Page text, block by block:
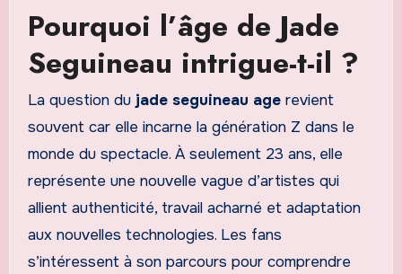
Pourquoi l’âge de Jade
Seguineau intrigue-t-il ?
La question du jade seguineau agerevient
souvent car elle incarne la génération Z dans le
monde du spectacle. À seulement 23 ans, elle
représente une nouvelle vague d’artistes qui
allient authenticité, travail acharné et adaptation
aux nouvelles technologies. Les fans
s’intéressent à son parcours pour comprendre